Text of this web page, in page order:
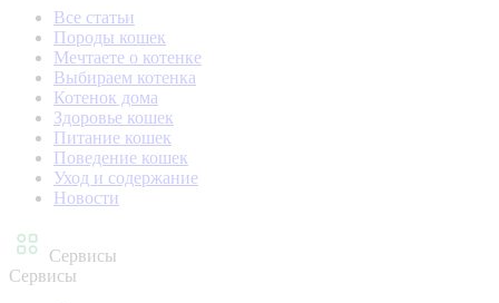
Все статьи
Породы кошек
Мечтаете о котенке
Выбираем котенка
Котенок дома
Здоровье кошек
Питание кошек
Поведение кошек
Уход и содержание
Новости
Сервисы
Сервисы